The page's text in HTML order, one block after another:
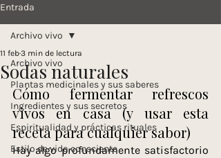
Entrada
Archivo vivo
Plantas medicinales y sus saberes
Ingredientes y sus secretos
Espiritualidad y prácticas rituales
Estilo de vida consciente
Archivo vivo
Sodas naturales
11 feb3 min de lectura
Cómo fermentar refrescos
vivos en casa (y usar esta
receta para cualquier sabor)
Hay algo profundamente satisfactorio